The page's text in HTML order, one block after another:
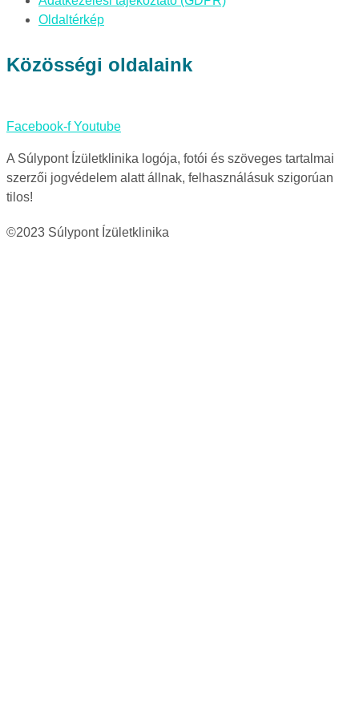
Oldaltérkép
Közösségi oldalaink
Facebook-f Youtube
A Súlypont Ízületklinika logója, fotói és szöveges tartalmai
szerzői jogvédelem alatt állnak, felhasználásuk szigorúan
tilos!
©2023 Súlypont Ízületklinika